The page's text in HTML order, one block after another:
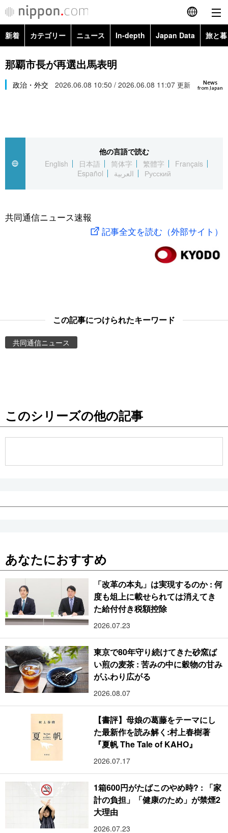
English
繁體字
العربية
社会
旅と暮らし
東京
新着 カテゴリー ニュース In-depth Japan Data 旅と
政治・外交
経済・ビジネス
社会
文化
科学・技術
暮らし
Images
お知らせ
那覇市長が再選出馬表明
News
from Japan
政治・外交 2026.06.08 10:50 / 2026.06.08 11:07 更新
他の言語で読む
English
日本語 简体字 繁體字
Français
Español
العربية Русский
共同通信ニュース速報
記事全文を読む（外部サイト）
この記事につけられたキーワード
共同通信ニュース
このシリーズの他の記事
あなたにおすすめ
「改革の本丸」は実現するのか : 何
度も俎上に載せられては消えてき
た給付付き税額控除
2026.07.23
東京で80年守り続けてきた砂窯ば
い煎の麦茶 : 苦みの中に穀物の甘み
がふわり広がる
2026.08.07
【書評】母娘の葛藤をテーマにし
た最新作を読み解く:村上春樹著
『夏帆 The Tale of KAHO』
2026.07.17
1箱600円がたばこのやめ時? : 「家
計の負担」「健康のため」が禁煙2
大理由
2026.07.23